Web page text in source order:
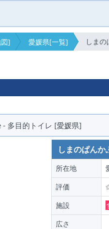
] 愛媛県[一覧] しま
多目的トイレ [愛媛県]
しまのぱん
所在地
評価
施設
広さ